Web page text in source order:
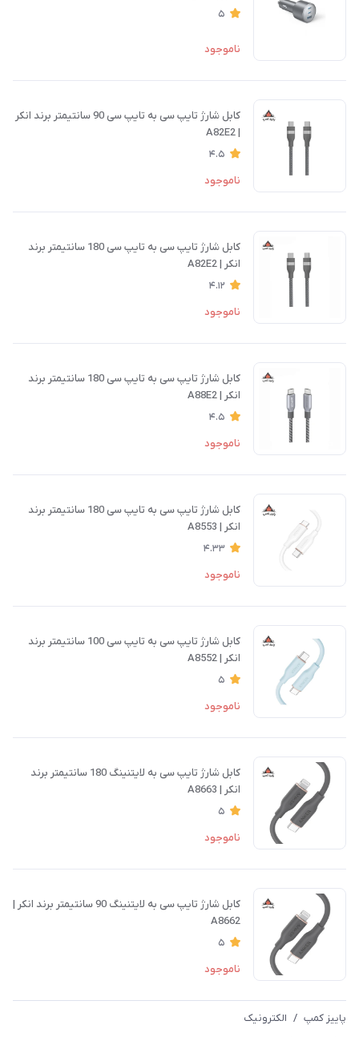
5
ناموجود
کابل شارژ تایپ سی به تایپ سی 90 سانتیمتر برند انکر
| A82E2
4.5
ناموجود
کابل شارژ تایپ سی به تایپ سی 180 سانتیمتر برند
انکر | A82E2
4.12
ناموجود
کابل شارژ تایپ سی به تایپ سی 180 سانتیمتر برند
انکر | A88E2
4.5
ناموجود
کابل شارژ تایپ سی به تایپ سی 180 سانتیمتر برند
انکر | A8553
4.33
ناموجود
کابل شارژ تایپ سی به تایپ سی 100 سانتیمتر برند
انکر | A8552
5
ناموجود
کابل شارژ تایپ سی به لایتنینگ 180 سانتیمتر برند
انکر | A8663
5
ناموجود
کابل شارژ تایپ سی به لایتنینگ 90 سانتیمتر برند انکر |
A8662
5
ناموجود
پاییز کمپ / الکترونیک